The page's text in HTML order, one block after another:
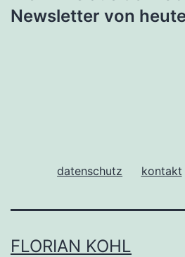
Newsletter von
datenschutz kontakt
FLORIAN KOHL